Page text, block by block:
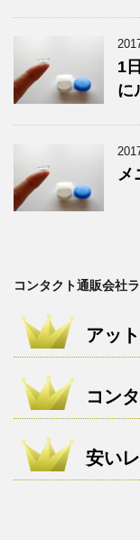
1
に
メ
コンタクト通販会社
アッ
コン
安い